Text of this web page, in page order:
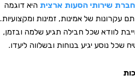
שירותי הסעות ארציתהיא דוגמה
של אמינות, זמינות ומקצועיות.
שכל חבילה תגיע שלמה ובזמן,
יגיע בנוחות ובשלווה ליעדו.